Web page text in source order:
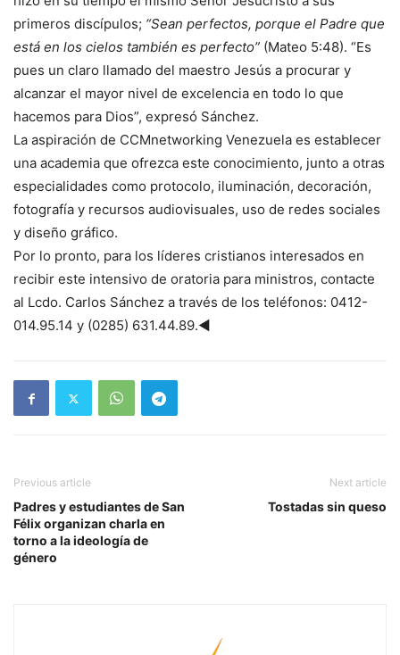
primeros discípulos; “Sean perfectos, porque el Padre que
está en los cielos también es perfecto” (Mateo 5:48). “Es
pues un claro llamado del maestro Jesús a procurar y
alcanzar el mayor nivel de excelencia en todo lo que
hacemos para Dios”, expresó Sánchez.
La aspiración de CCMnetworking Venezuela es establecer
una academia que ofrezca este conocimiento, junto a otras
especialidades como protocolo, iluminación, decoración,
fotografía y recursos audiovisuales, uso de redes sociales
y diseño gráfico.
Por lo pronto, para los líderes cristianos interesados en
recibir este intensivo de oratoria para ministros, contacte
al Lcdo. Carlos Sánchez a través de los teléfonos: 0412-
014.95.14 y (0285) 631.44.89.◄
Previous article
Padres y estudiantes de San
Félix organizan charla en
torno a la ideología de
género
Next article
Tostadas sin queso